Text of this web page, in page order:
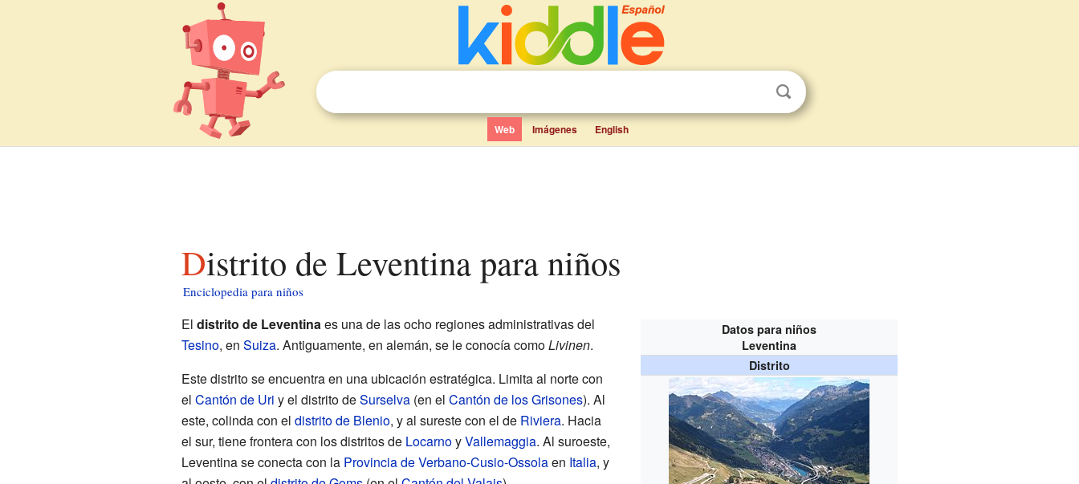
Web Imágenes English
Distrito de Leventina para niños
Enciclopedia para niños
Datos para niños
Leventina
Distrito
El distrito de Leventinaes una de las ocho regiones administrativas del
Tesino, en Suiza. Antiguamente, en alemán, se le conocía comoLivinen.
Este distrito se encuentra en una ubicación estratégica. Limita al norte con
el Cantón de Uri y el distrito deSurselva(en el Cantón de los Grisones). Al
este, colinda con el distrito de Blenio, y al sureste con el de Riviera. Hacia
el sur, tiene frontera con los distritos de LocarnoyVallemaggia. Al suroeste,
Leventina se conecta con la Provincia de Verbano-Cusio-Ossolaen Italia, y